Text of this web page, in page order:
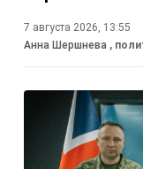
7 августа 2026, 13:55
Анна Шершнева ,